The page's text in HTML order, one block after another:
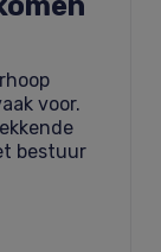
voor.
bestuur